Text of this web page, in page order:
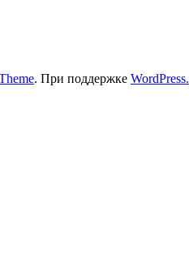
. При поддержке WordPress.